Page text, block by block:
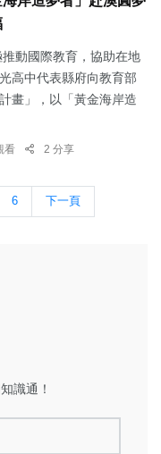
動國際教育，協助在地
高中代表縣府向教育部
畫」，以「黃金海岸造
看 2 分享
6 下一頁
識通！